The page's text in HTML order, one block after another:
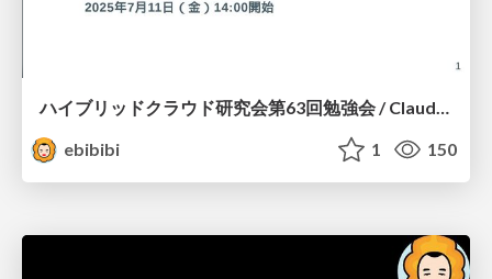
ハイブリッドクラウド研究会第63回勉強会 / ClaudeCode×Azure, GeminiCLI×Azure
ebibibi
1 150